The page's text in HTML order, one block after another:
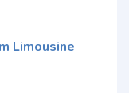
Limousine